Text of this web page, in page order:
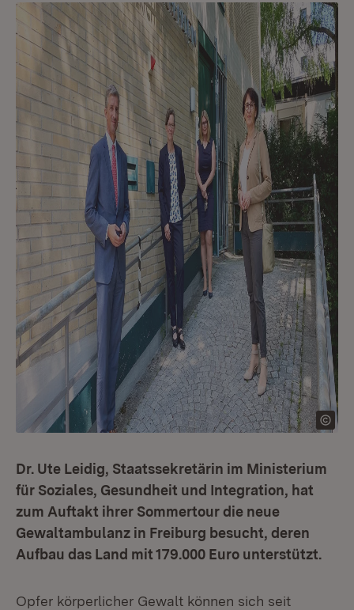
Dr. Ute Leidig, Staatssekretärin im Ministerium
für Soziales, Gesundheit und Integration, hat
zum Auftakt ihrer Sommertour die neue
Gewaltambulanz in Freiburg besucht, deren
Aufbau das Land mit 179.000 Euro unterstützt.
Opfer körperlicher Gewalt können sich seit